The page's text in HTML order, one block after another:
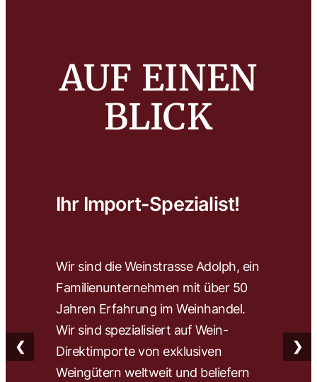
AUF EINEN
BLICK
❮
Ihr Import-Spezialist!
Wir sind die Weinstrasse Adolph, ein
Familienunternehmen mit über 50
Jahren Erfahrung im Weinhandel.
Wir sind spezialisiert auf Wein-
Direktimporte von exklusiven
Weingütern weltweit und beliefern
❯